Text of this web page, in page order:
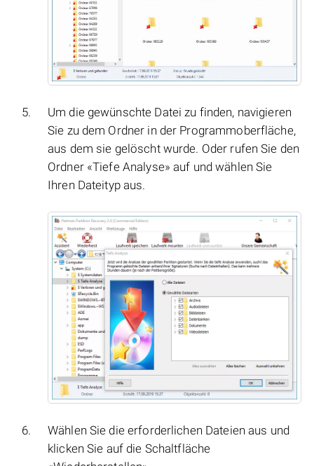
Um die gewünschte Datei zu finden, navigieren
Sie zu dem Ordner in der Programmoberfläche,
aus dem sie gelöscht wurde. Oder rufen Sie den
Ordner «Tiefe Analyse» auf und wählen Sie
Ihren Dateityp aus.
Wählen Sie die erforderlichen Dateien aus und
klicken Sie auf die Schaltfläche